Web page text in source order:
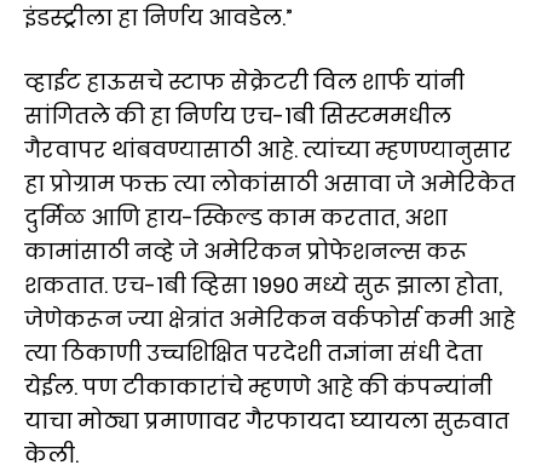
इंडस्ट्रीला हा निर्णय आवडेल.”
व्हाईट हाऊसचे स्टाफ सेक्रेटरी विल शार्फ यांनी
सांगितले की हा निर्णय एच-1बी सिस्टममधील
गैरवापर थांबवण्यासाठी आहे. त्यांच्या म्हणण्यानुसार
हा प्रोग्राम फक्त त्या लोकांसाठी असावा जे अमेरिकेत
दुर्मिळ आणि हाय-स्किल्ड काम करतात, अशा
कामांसाठी नव्हे जे अमेरिकन प्रोफेशनल्स करू
शकतात. एच-1बी व्हिसा 1990 मध्ये सुरू झाला होता,
जेणेकरून ज्या क्षेत्रांत अमेरिकन वर्कफोर्स कमी आहे
त्या ठिकाणी उच्चशिक्षित परदेशी तज्ञांना संधी देता
येईल. पण टीकाकारांचे म्हणणे आहे की कंपन्यांनी
याचा मोठ्या प्रमाणावर गैरफायदा घ्यायला सुरुवात
केली.